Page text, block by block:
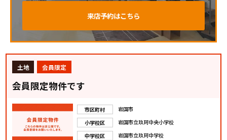
来店予約はこちら
土地 会員限定
会員限定物件です
市区町村
岩国市
小学校区
岩国市立玖珂中央小学校
中学校区
岩国市立玖珂中学校